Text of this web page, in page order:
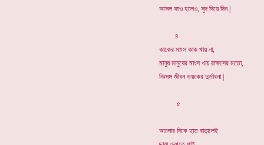
আসল ফাও হলেও, সুদ দিয়ে দিন |
৪
কাকের মাংস কাক খায় না,
মানুষ মানুষের মাংস খায় রাক্ষসের মতো,
নিঃসঙ্গ জীবন ভয়ংকর দুর্ভাবনা |
৫
আলোর দিকে হাত বাড়ালেই